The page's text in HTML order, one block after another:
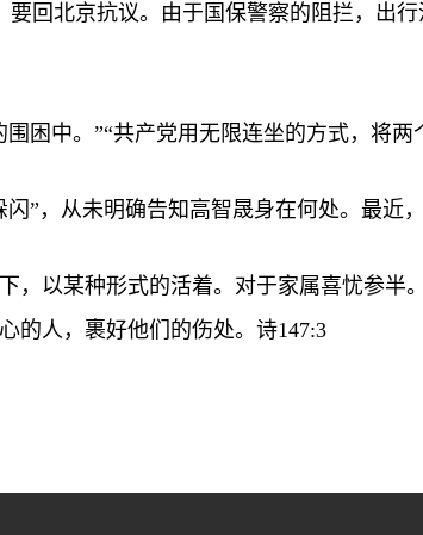
要回北京抗议。由于国保警察的阻拦，出
困中。 ”“共产党用无限连坐的方式，将两
闪 ” ，从未明确告知高智晟身在何处。最近
以某种形式的活着。对于家属喜忧参半。
的人，裹好他们的伤处。诗147:3